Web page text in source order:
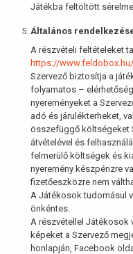
Játékba feltöltött
Általános
A részvételi feltételeket
https://
Szervező biztosítja a
folyamatos –
nyereményeket a
adó és járulékterheket,
összefüggő költségeket
átvételével és
felmerülő költségek és
nyeremény készpénzre
fizetőeszközre nem
A Játékosok tudomásul
önkéntes.
A részvétellel Játékosok
képeket a Szervező
honlapján, Facebook